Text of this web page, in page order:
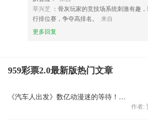
莘兴芝 ：骨灰玩家的竞技场系统刺激有趣
行排位赛，争夺高排名。
来自
更多回复
959彩票2.0最新版热门文章
《汽车人出发》数亿动漫迷的等待！明日火爆封测
作者: